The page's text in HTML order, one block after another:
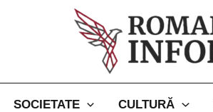
SOCIETATE CULTURĂ